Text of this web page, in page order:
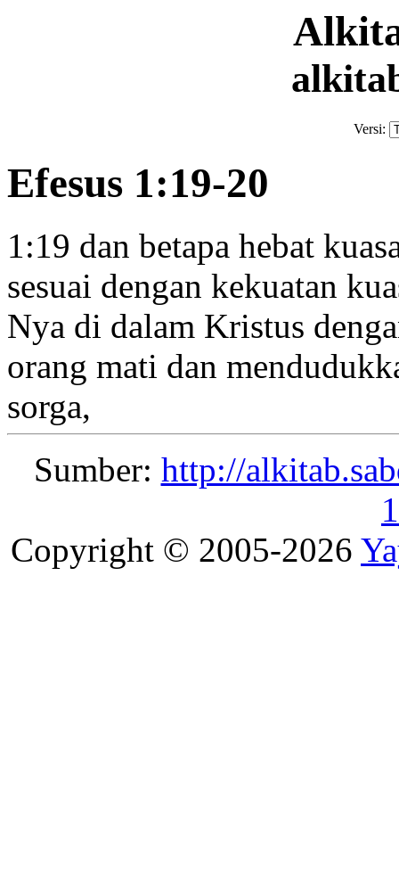
Versi:
Efesus 1:19-20
1:19 dan betapa hebat
sesuai dengan kekuatan
Nya di dalam Kristus
orang mati dan
sorga,
Sumber: http://
Copyright © 2005-2026